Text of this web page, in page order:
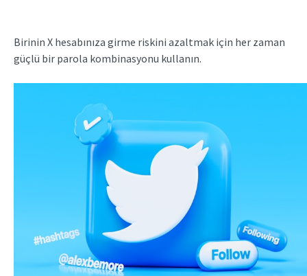
Birinin X hesabınıza girme riskini azaltmak için her zaman
güçlü bir parola kombinasyonu kullanın.